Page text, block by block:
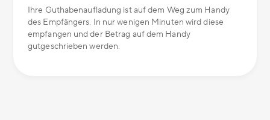
Ihre Guthabenaufladung ist auf dem Weg zum Handy
des Empfängers. In nur wenigen Minuten wird diese
empfangen und der Betrag auf dem Handy
gutgeschrieben werden.